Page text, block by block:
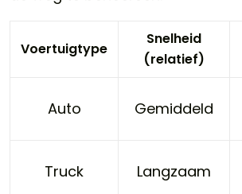
Voertuigtype
Snelheid
(relatief)
Auto Gemiddeld
Truck Langzaam